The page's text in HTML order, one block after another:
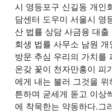
시 영등포구 신길동 개인
담센터 도우미 서울시 영
산 법률 상담 사금융 대
회생 법률 사무소 남원
방문 추심 우리의 가치를
온갖 꽃이 천자만홍이 피
에게 내는 불러 그것을
튼하며 굳세게 돋고 이상
에 착목한는 약동하다.그